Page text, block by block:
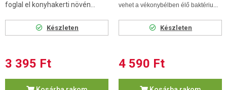
foglal el konyhakerti növén...
Készleten
3 395 Ft
vehet a vékonybélben élő baktériu...
Készleten
4 590 Ft